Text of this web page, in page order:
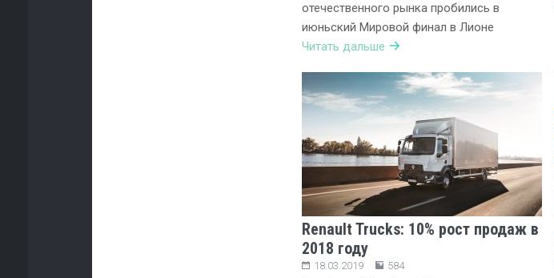
отечественного рынка пробились в
июньский Мировой финал в Лионе
Читать дальше
Renault Trucks: 10% рост продаж в
2018 году
18.03.2019 584